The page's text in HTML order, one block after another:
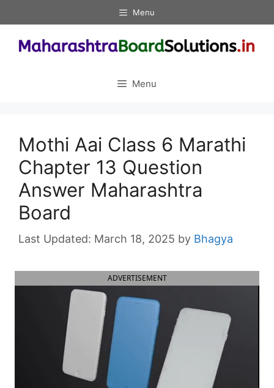
to
content
Menu
Menu
Mothi Aai Class 6 Marathi
Chapter 13 Question
Answer Maharashtra
Board
March 18, 2025 by Bhagya
ADVERTISEMENT